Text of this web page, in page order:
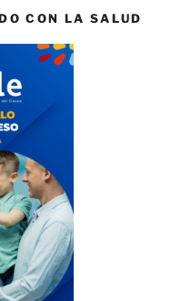
CON LA SALUD